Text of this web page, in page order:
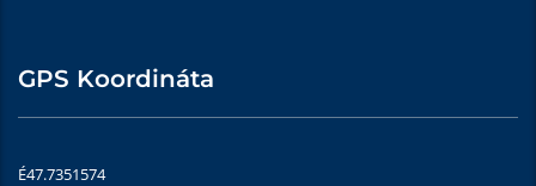
GPS Koordináta
É47.7351574